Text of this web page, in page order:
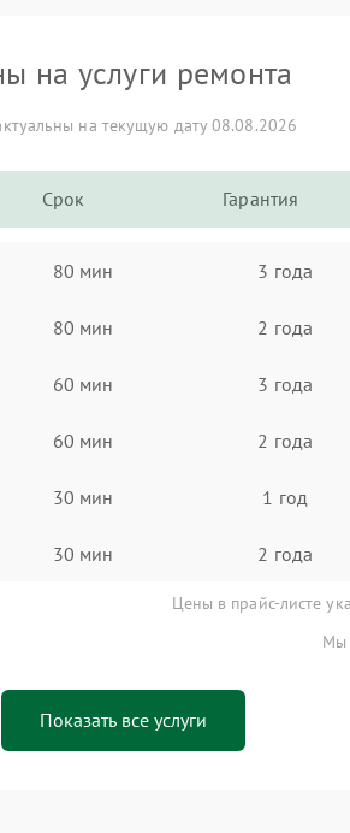
на услуги ремонта
на текущую дату 08.08.2026
Срок Гарантия
80 мин 3 года
80 мин 2 года
60 мин 3 года
60 мин 2 года
30 мин 1 год
30 мин 2 года
Цены в прайс-листе
Мы
Показать все услуги